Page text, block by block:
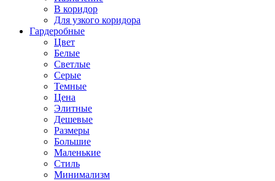
В коридор
Для узкого коридора
Гардеробные
Цвет
Белые
Светлые
Серые
Темные
Цена
Элитные
Дешевые
Размеры
Большие
Маленькие
Стиль
Минимализм